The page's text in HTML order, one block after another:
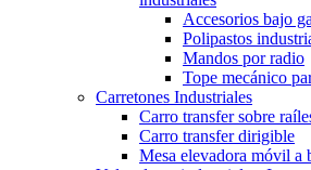
Accesorios bajo
Polipastos
Mandos por radio
Tope mecánico
Carretones Industriales
Carro transfer sobre
Carro transfer dirigible
Mesa elevadora móvil a